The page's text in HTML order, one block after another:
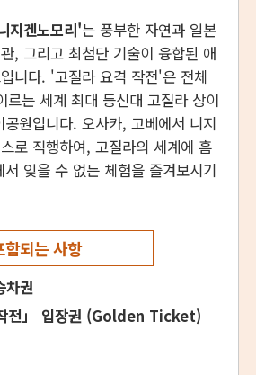
지겐노모리'는 풍부한 자연과 일본
, 그리고 최첨단 기술이 융합된 애
니다. '고질라 요격 작전'은 전체
는 세계 최대 등신대 고질라 상이
원입니다. 오사카, 고베에서 니지
로 직행하여, 고질라의 세계에 흠
잊을 수 없는 체험을 즐겨보시기
되는 사항
차권
작전」 입장권 (Golden Ticket)